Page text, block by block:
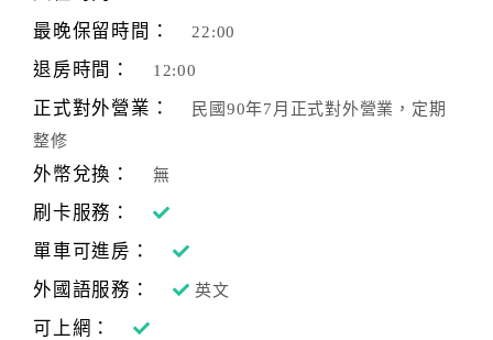
最晚保留時間： 22:00
退房時間： 12:00
正式對外營業：
民國90年7月正式對外營業，定期
整修
外幣兌換： 無
刷卡服務：
單車可進房：
外國語服務：
英文
可上網：